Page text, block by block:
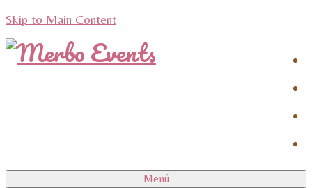
Skip to Main Content
Menú